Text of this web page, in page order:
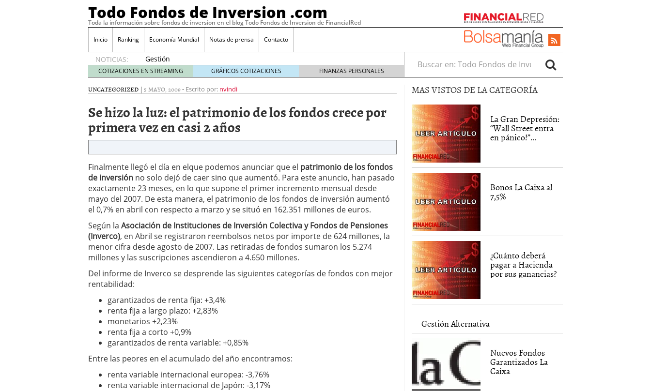
Todo Fondos de Inversion .com
Toda la información sobre fondos de inversion en el blog Todo Fondos de Inversion de FinancialRed
Inicio Ranking Economía Mundial Notas de prensa Contacto
NOTICIAS:
Gestión
pasiva
contra
gestión
España:
el
debate
debate
febrero
28, 2026
Renta variable española: la categoría más rentable de 2025 a la que nadie
quería entrar febrero 23, 2026
La renta fija domina los fondos en España: por qué los inversores siguen
apostando por la deuda febrero 16, 2026
Los fondos de inversión alcanzan los 463.628 millones en febrero: la racha
no se detiene febrero 8, 2026
Los fondos de inversión en España cierran 2025 con un patrimonio récord
de 450.889 millones de euros febrero 3, 2026
COTIZACIONES EN STREAMING GRÁFICOS COTIZACIONES FINANZAS PERSONALES
Buscar en:
UNCATEGORIZED | 5 MAYO, 2009- Escrito por: nvindi
Se hizo la luz: el patrimonio de los fondos crece por
primera vez en casi 2 años
Finalmente llegó el día en elque podemos anunciar que el patrimonio de los fondos
de inversión no solo dejó de caer sino que aumentó. Para este anuncio, han pasado
exactamente 23 meses, en lo que supone el primer incremento mensual desde
mayo del 2007. De esta manera, el patrimonio de los fondos de inversión aumentó
el 0,7% en abril con respecto a marzo y se situó en 162.351 millones de euros.
Según la Asociación de Instituciones de Inversión Colectiva y Fondos de Pensiones
(Inverco), en Abril se registraron reembolsos netos por importe de 624 millones, la
menor cifra desde agosto de 2007. Las retiradas de fondos sumaron los 5.274
millones y las suscripciones ascendieron a 4.650 millones.
Del informe de Inverco se desprende las siguientes categorías de fondos con mejor
rentabilidad:
garantizados de renta fija: +3,4%
renta fija a largo plazo: +2,83%
monetarios +2,23%
renta fija a corto +0,9%
garantizados de renta variable: +0,85%
Entre las peores en el acumulado del año encontramos:
renta variable internacional europea: -3,76%
renta variable internacional de Japón: -3,17%
MAS VISTOS DE LA CATEGORÍA
La Gran Depresión:
“Wall Street entra
en pánico!”...
Bonos La Caixa al
7,5%
¿Cuánto deberá
pagar a Hacienda
por sus ganancias?
Gestión Alternativa
Nuevos Fondos
Garantizados La
Caixa